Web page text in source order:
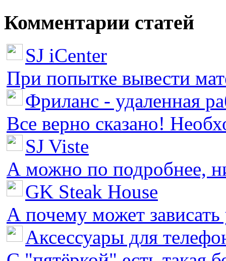
Комментарии статей
SJ iCenter
При попытке вывести
Фриланс - удаленная
Все верно сказано!
SJ Viste
А можно по подробнее,
GK Steak House
А почему может зависать
Аксессуары для